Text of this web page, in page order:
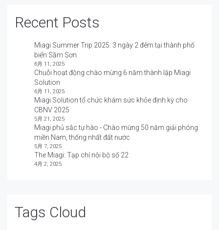
Recent Posts
Miagi Summer Trip 2025: 3 ngày 2 đêm tại thành phố
biển Sầm Sơn
6月 11, 2025
Chuỗi hoạt động chào mừng 6 năm thành lập Miagi
Solution
6月 11, 2025
Miagi Solution tổ chức khám sức khỏe định kỳ cho
CBNV 2025
5月 21, 2025
Miagi phủ sắc tự hào - Chào mừng 50 năm giải phóng
miền Nam, thống nhất đất nước
5月 7, 2025
The Miagi: Tạp chí nội bộ số 22
4月 2, 2025
Tags Cloud